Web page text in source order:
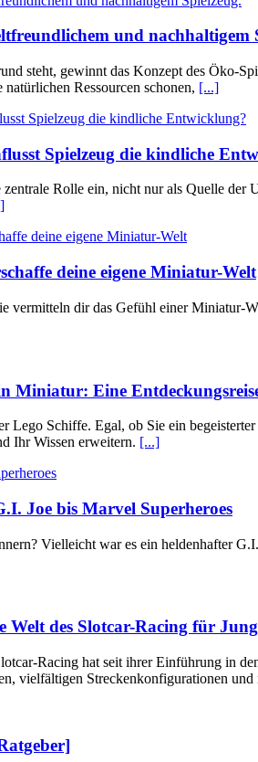
und nachhaltigem
steht, gewinnt das Konzept des Öko-
Ressourcen schonen, [...]
Spielzeug die kindliche
Rolle ein, nicht nur als Quelle
deine eigene Miniatur-Welt
vermitteln dir das Gefühl einer
Miniatur: Eine
Lego Schiffe. Egal, ob Sie ein
Ihr Wissen erweitern. [...]
Joe bis Marvel Superheroes
Vielleicht war es ein heldenhafter
Welt des Slotcar-Racing für
Racing hat seit ihrer Einführung in
vielfältigen Streckenkonfigurationen und